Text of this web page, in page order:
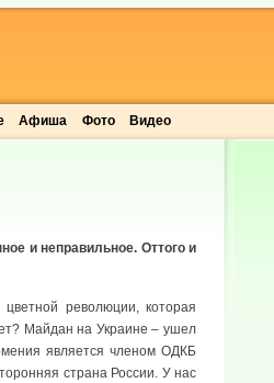
Афиша Фото Видео
и неправильное. Оттого и
революции, которая
Майдан на Украине – ушел
является членом ОДКБ
страна России. У нас